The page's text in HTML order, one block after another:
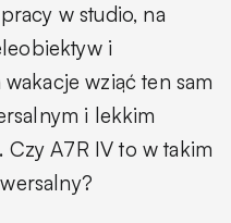
w studio, na
i
wziąć ten sam
i lekkim
A7R IV to w takim